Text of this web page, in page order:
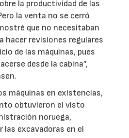
la productividad de las
la venta no se cerró
que no necesitaban
hacer revisiones regulares
de las máquinas, pues
desde la cabina”,
máquinas en existencias,
obtuvieron el visto
noruega,
las excavadoras en el